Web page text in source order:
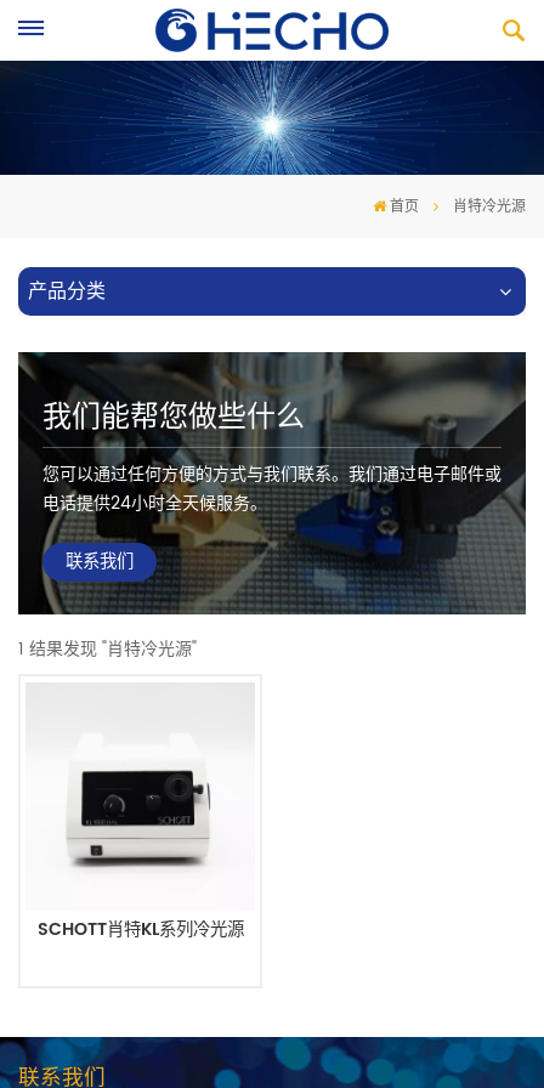
首页 肖特冷光源
产品分类
我们能帮您做些什么
您可以通过任何方便的方式与我们联系。我们通过电子邮件或
电话提供24小时全天候服务。
联系我们
1 结果发现 "肖特冷光源"
SCHOTT肖特KL系列冷光源
联系我们